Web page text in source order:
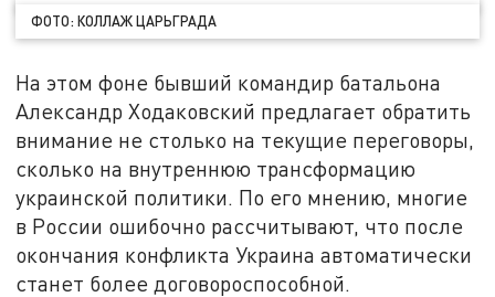
ФОТО: КОЛЛАЖ ЦАРЬГРАДА
На этом фоне бывший командир батальона
Александр Ходаковский предлагает обратить
внимание не столько на текущие переговоры,
сколько на внутреннюю трансформацию
украинской политики. По его мнению, многие
в России ошибочно рассчитывают, что после
окончания конфликта Украина автоматически
станет более договороспособной.